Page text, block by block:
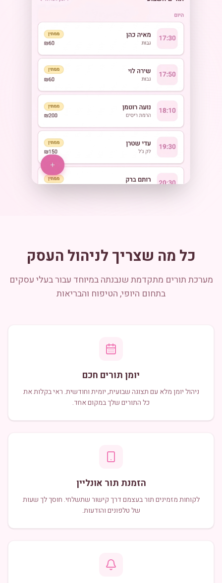
כל מה שצריך לניהול העסק
מערכת תורים מתקדמת שנבנתה במיוחד עבור בעלי עסקים
בתחום היופי, הטיפוח והבריאות
יומן תורים חכם
ניהול יומן מלא עם תצוגה שבועית, יומית וחודשית. ראי בקלות את
כל התורים שלך במקום אחד.
הזמנת תור אונליין
לקוחות מזמינים תור בעצמם דרך קישור שתשלחי. חוסך לך שעות
של טלפונים והודעות.